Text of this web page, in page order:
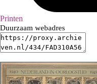
Printen
Duurzaam webadres